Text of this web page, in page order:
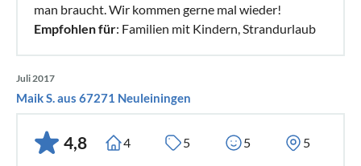
man braucht. Wir kommen gerne mal wieder!
Empfohlen für: Familien mit Kindern, Strandurlaub
Juli 2017
Maik S. aus 67271 Neuleiningen
4,8 4 5 5 5